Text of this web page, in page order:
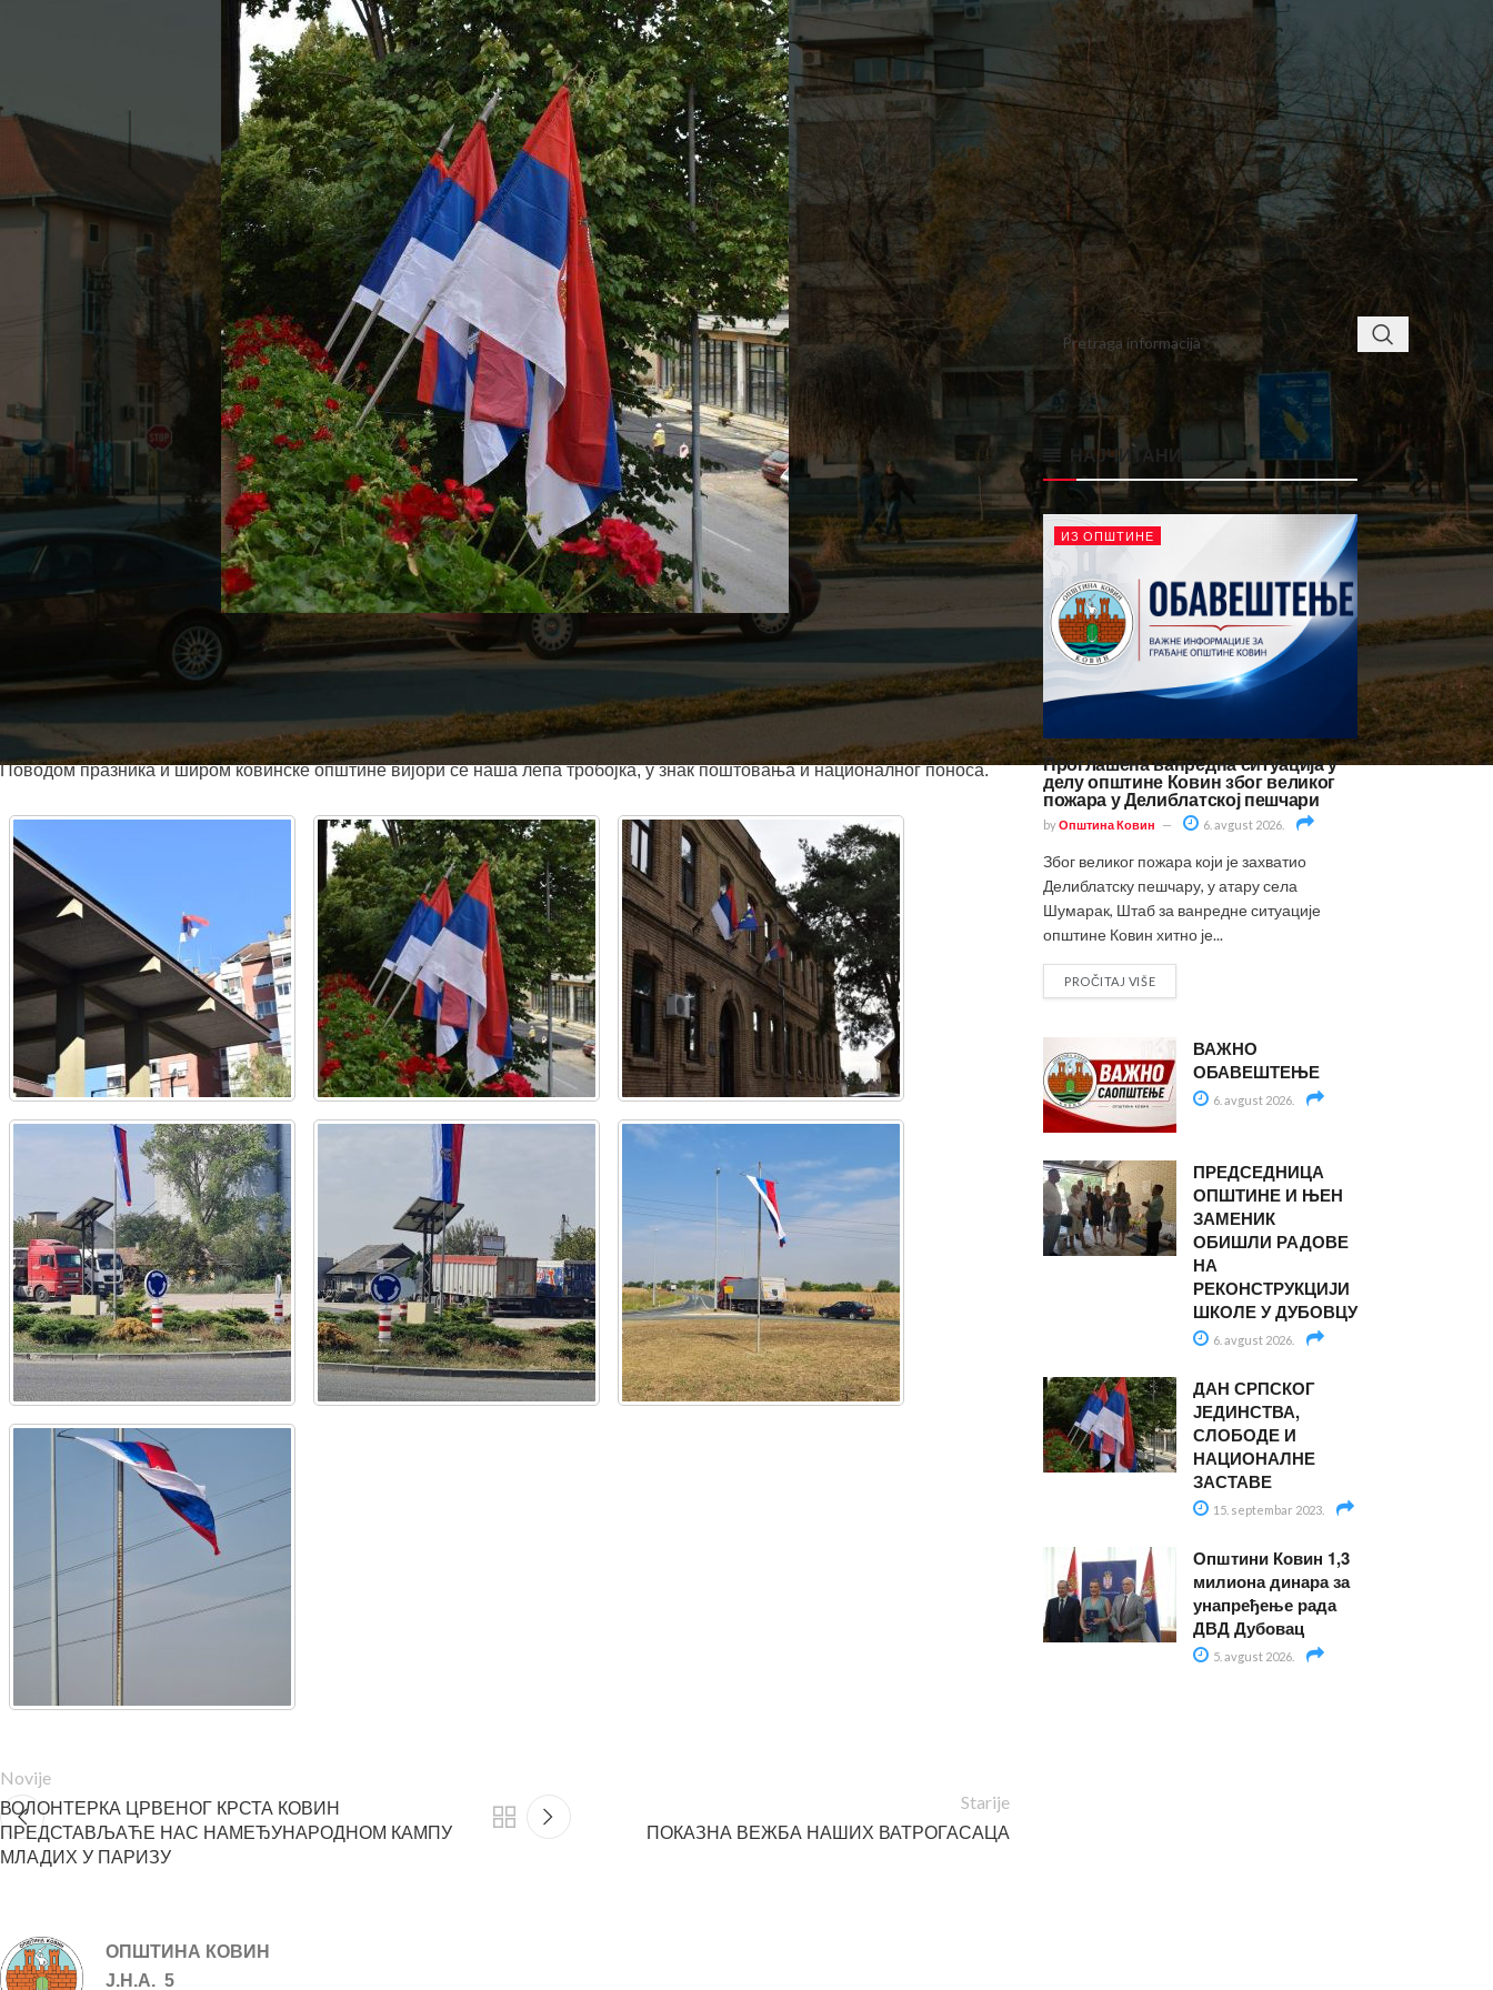
Република Србија и Република Српска данас обележавају заједнички велики празник: Дан српског јединства, слободе и
националне заставе. Празнује се на дан пробијања Солунског фронта 1918. године, што је означило слом
непријатељских сила у Великом рату.
Поводом празника и широм ковинске општине вијори се наша лепа тробојка, у знак поштовања и националног поноса.
Novije
ВОЛОНТЕРКА ЦРВЕНОГ КРСТА КОВИН
ПРЕДСТАВЉАЋЕ НАС НАМЕЂУНАРОДНОМ КАМПУ
МЛАДИХ У ПАРИЗУ
Starije
ПОКАЗНА ВЕЖБА НАШИХ ВАТРОГАСАЦА
4 6 9
11 12 13 14 15
18 19 20 21 22 23 24
25 26 27 28 29
30
« avg
okt »
< class="widget-title">ПРОНАЂИТЕ
НАЈЧИТАНИЈЕ
ИЗ ОПШТИНЕ
Проглашена ванредна ситуација у
делу општине Ковин због великог
пожара у Делиблатској пешчари
byОпштина Ковин 6. avgust 2026.
Због великог пожара који је захватио
Делиблатску пешчару, у атару села
Шумарак, Штаб за ванредне ситуације
општине Ковин хитно је...
PROČITAJ VIŠE
ВАЖНО
ОБАВЕШТЕЊЕ
6. avgust 2026.
ПРЕДСЕДНИЦА
ОПШТИНЕ И ЊЕН
ЗАМЕНИК
ОБИШЛИ РАДОВЕ
НА
РЕКОНСТРУКЦИЈИ
ШКОЛЕ У ДУБОВЦУ
6. avgust 2026.
ДАН СРПСКОГ
ЈЕДИНСТВА,
СЛОБОДЕ И
НАЦИОНАЛНЕ
ЗАСТАВЕ
15. septembar 2023.
Општини Ковин 1,3
милиона динара за
унапређење рада
ДВД Дубовац
5. avgust 2026.
ОПШТИНА КОВИН
Ј.Н.А. 5